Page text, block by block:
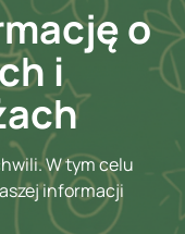
o
i
W tym celu
informacji